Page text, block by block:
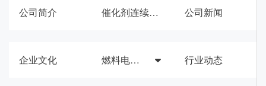
公司简介
企业文化
催化剂连续合成生产线
燃料电池催化材料与膜电极
公司新闻
行业动态